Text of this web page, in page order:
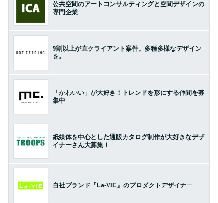
公共空間のアートコンサルティングと空間デザインの
専門企業
9割以上が直クライアント案件。多種多様なデザイン
を。
「かわいい」が大好き！トレンドを形にする仲間を募
集中
紙媒体を中心とした通販カタログ制作が大好きなデザ
イナーさん大募集！
自社ブランド『La-VIE』のプロダクトデザイナー